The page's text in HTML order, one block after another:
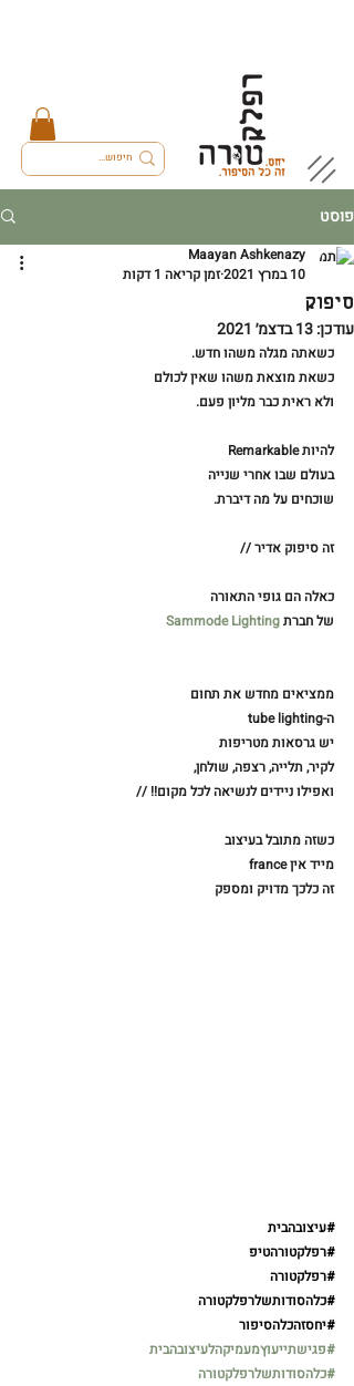
פוסט
סיפוק
Maayan Ashkenazy
10 במרץ 2021
זמן קריאה 1 דקות
עודכן:13 בדצמ׳ 2021
כשאתה מגלה משהו חדש.
כשאת מוצאת משהו שאין לכולם
ולא ראית כבר מליון פעם.
להיות Remarkable
בעולם שבו אחרי שנייה
שוכחים על מה דיברת.
זה סיפוק אדיר //
כאלה הם גופי התאורה
של חברת Sammode Lighting
ממציאים מחדש את תחום
ה-tube lighting
יש גרסאות מטריפות
לקיר, תלייה, רצפה, שולחן,
ואפילו ניידים לנשיאה לכל מקום!! //
כשזה מתובל בעיצוב
מייד אין france
זה כלכך מדויק ומספק
#עיצובהבית
#רפלקטורהטיפ
#רפלקטורה
#כלהסודותשלרפלקטורה
#יחסזהכלהסיפור
#פגישתייעוץמעמיקהלעיצובהבית
#כלהסודותשלרפלקטורה